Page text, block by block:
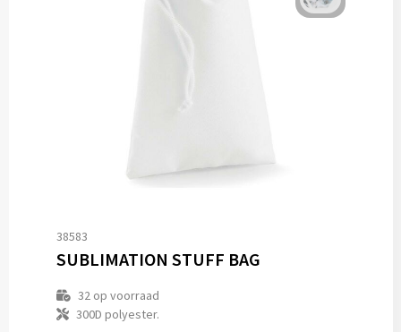
38583
SUBLIMATION STUFF BAG
32op voorraad
300D polyester.